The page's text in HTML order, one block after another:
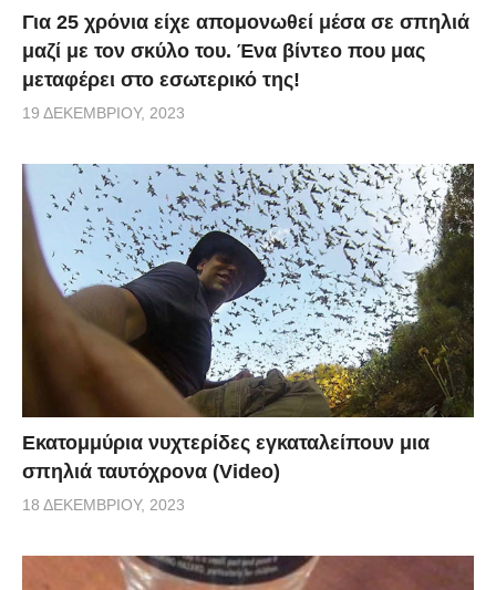
Για 25 χρόνια είχε απομονωθεί μέσα σε σπηλιά
μαζί με τον σκύλο του. Ένα βίντεο που μας
μεταφέρει στο εσωτερικό της!
19 ΔΕΚΕΜΒΡΊΟΥ, 2023
Εκατομμύρια νυχτερίδες εγκαταλείπουν μια
σπηλιά ταυτόχρονα (Video)
18 ΔΕΚΕΜΒΡΊΟΥ, 2023